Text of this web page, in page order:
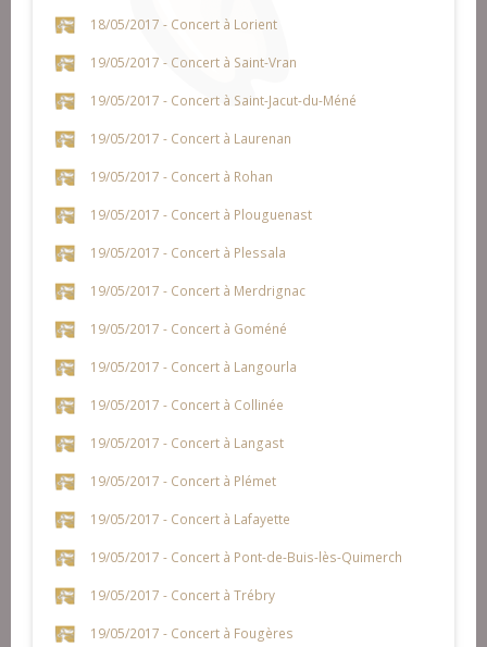
18/05/2017 - Concert à Lorient
19/05/2017 - Concert à Saint-Vran
19/05/2017 - Concert à Saint-Jacut-du-Méné
19/05/2017 - Concert à Laurenan
19/05/2017 - Concert à Rohan
19/05/2017 - Concert à Plouguenast
19/05/2017 - Concert à Plessala
19/05/2017 - Concert à Merdrignac
19/05/2017 - Concert à Goméné
19/05/2017 - Concert à Langourla
19/05/2017 - Concert à Collinée
19/05/2017 - Concert à Langast
19/05/2017 - Concert à Plémet
19/05/2017 - Concert à Lafayette
19/05/2017 - Concert à Pont-de-Buis-lès-Quimerch
19/05/2017 - Concert à Trébry
19/05/2017 - Concert à Fougères